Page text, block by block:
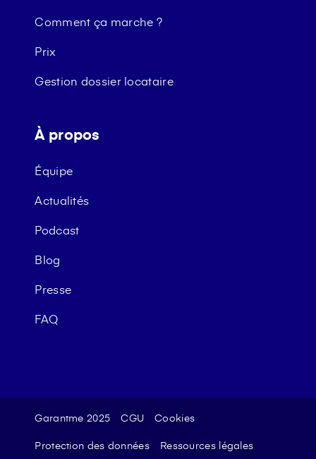
Comment ça marche ?
Prix
Gestion dossier locataire
À propos
Équipe
Actualités
Podcast
Blog
Presse
FAQ
Garantme 2025 CGU Cookies
Protection des données Ressources légales